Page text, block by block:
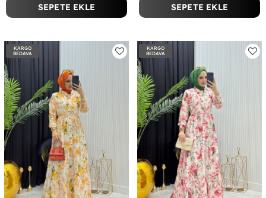
SEPETE EKLE SEPETE EKLE
KARGO
BEDAVA
KARGO
BEDAVA